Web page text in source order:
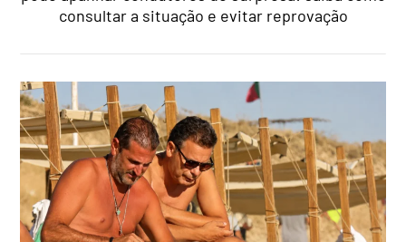
consultar a situação e evitar reprovação